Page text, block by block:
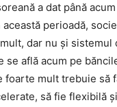
a dat până
perioadă,
dar nu și sistemul
se află acum pe
foarte mult trebuie să
să fie flexibilă